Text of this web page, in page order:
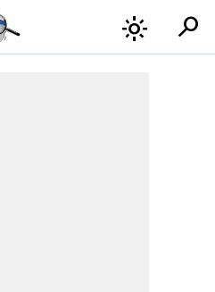
light_mode search